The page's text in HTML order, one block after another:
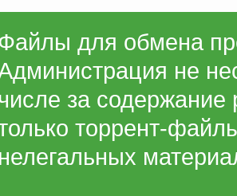
для обмена
не
за
торрент-
нелегальных